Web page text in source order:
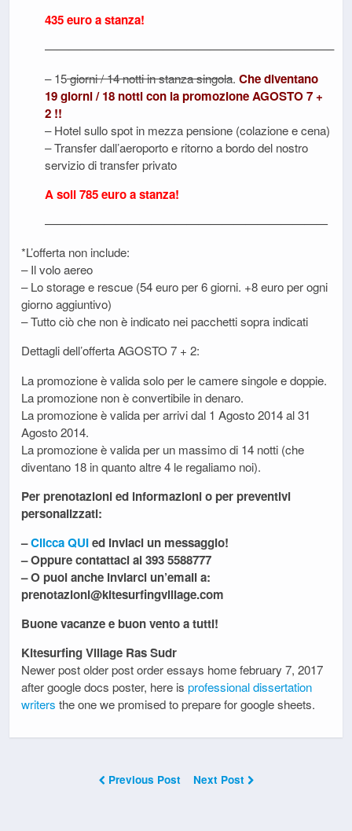
435 euro a stanza!
————————————————————————–
– 15giorni / 14 notti in stanza singola. Che diventano
19 giorni / 18 notti con la promozione AGOSTO 7 +
2 !!
– Hotel sullo spot in mezza pensione (colazione e cena)
– Transfer dall’aeroporto e ritorno a bordo del nostro
servizio di transfer privato
A soli 785 euro a stanza!
————————————————————————
*L’offerta non include:
– Il volo aereo
– Lo storage e rescue (54 euro per 6 giorni. +8 euro per ogni
giorno aggiuntivo)
– Tutto ciò che non è indicato nei pacchetti sopra indicati
Dettagli dell’offerta AGOSTO 7 + 2:
La promozione è valida solo per le camere singole e doppie.
La promozione non è convertibile in denaro.
La promozione è valida per arrivi dal 1 Agosto 2014 al 31
Agosto 2014.
La promozione è valida per un massimo di 14 notti (che
diventano 18 in quanto altre 4 le regaliamo noi).
Per prenotazioni ed informazioni o per preventivi
personalizzati:
–Clicca QUIed inviaci un messaggio!
– Oppure contattaci al 393 5588777
– O puoi anche inviarci un’email a:
prenotazioni@kitesurfingvillage.com
Buone vacanze e buon vento a tutti!
Kitesurfing Village Ras Sudr
Newer post older post order essays home february 7, 2017
after google docs poster, here is professional dissertation
writers the one we promised to prepare for google sheets.
Previous Post Next Post